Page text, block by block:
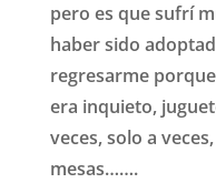
pero es que sufrí
haber sido
regresarme
era inquieto,
veces, solo a
mesas…….